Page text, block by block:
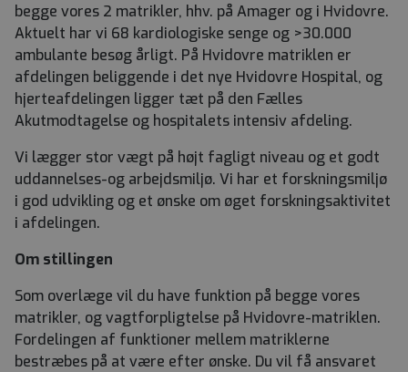
begge vores 2 matrikler, hhv. på Amager og i Hvidovre.
Aktuelt har vi 68 kardiologiske senge og >30.000
ambulante besøg årligt. På Hvidovre matriklen er
afdelingen beliggende i det nye Hvidovre Hospital, og
hjerteafdelingen ligger tæt på den Fælles
Akutmodtagelse og hospitalets intensiv afdeling.
Vi lægger stor vægt på højt fagligt niveau og et godt
uddannelses-og arbejdsmiljø. Vi har et forskningsmiljø
i god udvikling og et ønske om øget forskningsaktivitet
i afdelingen.
Om stillingen
Som overlæge vil du have funktion på begge vores
matrikler, og vagtforpligtelse på Hvidovre-matriklen.
Fordelingen af funktioner mellem matriklerne
bestræbes på at være efter ønske. Du vil få ansvaret